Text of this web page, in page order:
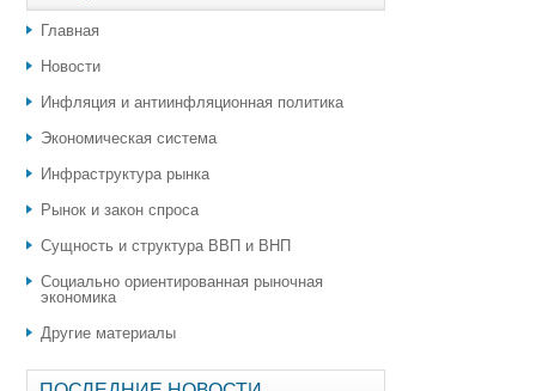
Главная
Новости
Инфляция и антиинфляционная политика
Экономическая система
Инфраструктура рынка
Рынок и закон спроса
Сущность и структура ВВП и ВНП
Социально ориентированная рыночная
экономика
Другие материалы